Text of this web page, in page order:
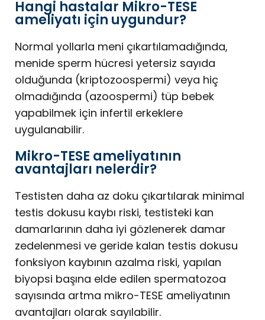
Hangi hastalar Mikro-TESE
ameliyatı için uygundur?
Normal yollarla meni çıkartılamadığında,
menide sperm hücresi yetersiz sayıda
olduğunda (kriptozoospermi) veya hiç
olmadığında (azoospermi) tüp bebek
yapabilmek için infertil erkeklere
uygulanabilir.
Mikro-TESE ameliyatının
avantajları nelerdir?
Testisten daha az doku çıkartılarak minimal
testis dokusu kaybı riski, testisteki kan
damarlarının daha iyi gözlenerek damar
zedelenmesi ve geride kalan testis dokusu
fonksiyon kaybının azalma riski, yapılan
biyopsi başına elde edilen spermatozoa
sayısında artma mikro-TESE ameliyatının
avantajları olarak sayılabilir.